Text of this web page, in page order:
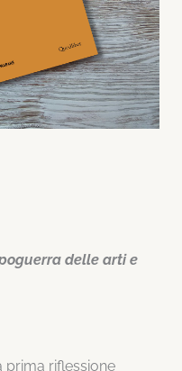
delle arti e
prima riflessione